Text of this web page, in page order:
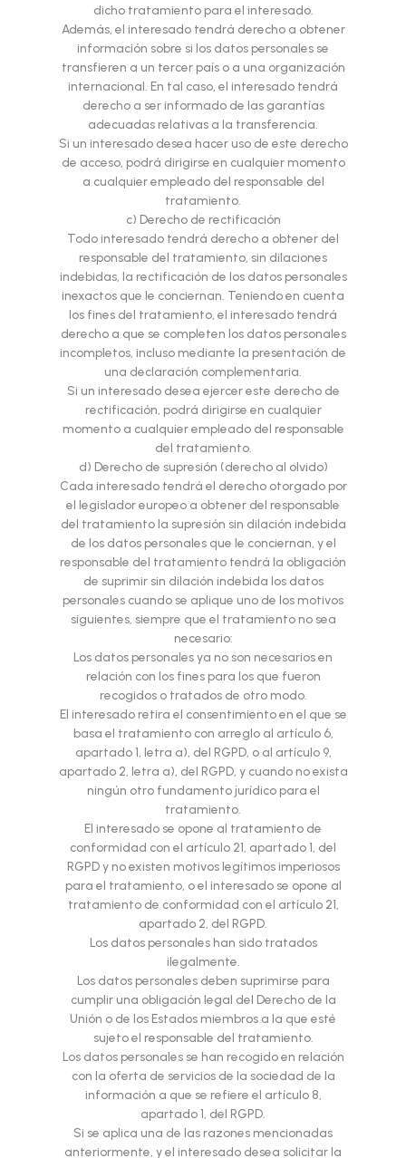
dicho tratamiento para el interesado.
Además, el interesado tendrá derecho a obtener
información sobre si los datos personales se
transfieren a un tercer país o a una organización
internacional. En tal caso, el interesado tendrá
derecho a ser informado de las garantías
adecuadas relativas a la transferencia.
Si un interesado desea hacer uso de este derecho
de acceso, podrá dirigirse en cualquier momento
a cualquier empleado del responsable del
tratamiento.
c) Derecho de rectificación
Todo interesado tendrá derecho a obtener del
responsable del tratamiento, sin dilaciones
indebidas, la rectificación de los datos personales
inexactos que le conciernan. Teniendo en cuenta
los fines del tratamiento, el interesado tendrá
derecho a que se completen los datos personales
incompletos, incluso mediante la presentación de
una declaración complementaria.
Si un interesado desea ejercer este derecho de
rectificación, podrá dirigirse en cualquier
momento a cualquier empleado del responsable
del tratamiento.
d) Derecho de supresión (derecho al olvido)
Cada interesado tendrá el derecho otorgado por
el legislador europeo a obtener del responsable
del tratamiento la supresión sin dilación indebida
de los datos personales que le conciernan, y el
responsable del tratamiento tendrá la obligación
de suprimir sin dilación indebida los datos
personales cuando se aplique uno de los motivos
siguientes, siempre que el tratamiento no sea
necesario:
Los datos personales ya no son necesarios en
relación con los fines para los que fueron
recogidos o tratados de otro modo.
El interesado retira el consentimiento en el que se
basa el tratamiento con arreglo al artículo 6,
apartado 1, letra a), del RGPD, o al artículo 9,
apartado 2, letra a), del RGPD, y cuando no exista
ningún otro fundamento jurídico para el
tratamiento.
El interesado se opone al tratamiento de
conformidad con el artículo 21, apartado 1, del
RGPD y no existen motivos legítimos imperiosos
para el tratamiento, o el interesado se opone al
tratamiento de conformidad con el artículo 21,
apartado 2, del RGPD.
Los datos personales han sido tratados
ilegalmente.
Los datos personales deben suprimirse para
cumplir una obligación legal del Derecho de la
Unión o de los Estados miembros a la que esté
sujeto el responsable del tratamiento.
Los datos personales se han recogido en relación
con la oferta de servicios de la sociedad de la
información a que se refiere el artículo 8,
apartado 1, del RGPD.
Si se aplica una de las razones mencionadas
anteriormente, y el interesado desea solicitar la